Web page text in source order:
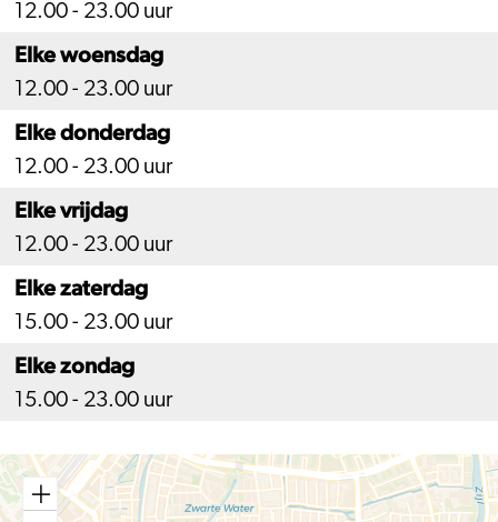
12.00 - 23.00 uur
Elke woensdag
12.00 - 23.00 uur
Elke donderdag
12.00 - 23.00 uur
Elke vrijdag
12.00 - 23.00 uur
Elke zaterdag
15.00 - 23.00 uur
Elke zondag
15.00 - 23.00 uur